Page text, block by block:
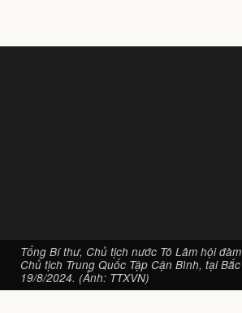
Tổng Bí thư, Chủ tịch nước Tô Lâm hội
Chủ tịch Trung Quốc Tập Cận Bình, tại
19/8/2024. (Ảnh: TTXVN)